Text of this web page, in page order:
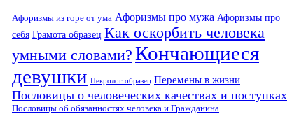
Афоризмы из горе от ума Афоризмы про мужа Афоризмы про
себя Грамота образец Как оскорбить человека
умными словами? Кончающиеся
девушки Некролог образец Перемены в жизни
Пословицы о человеческих качествах и поступках
Пословицы об обязанностях человека и Гражданина